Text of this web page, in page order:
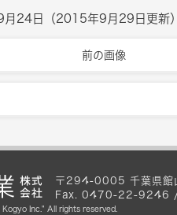
24日 （ 2015年9月29日 更新）
前の画像
〒294-0005 千葉県
Fax. 0470-22-9246 /
Inc." All rights reserved.